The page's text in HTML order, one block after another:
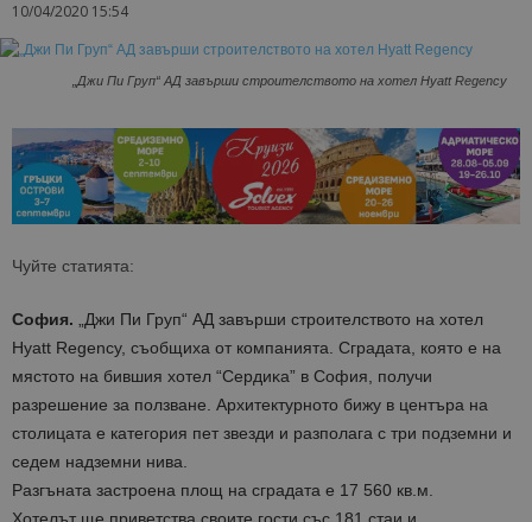
10/04/2020 15:54
„Джи Пи Груп“ АД завърши строителството на хотел Hyatt Regency
Чуйте статията:
София. „Джи Пи Груп“ АД завърши строителството на хотел
Hyatt Regency, съобщиха от компанията. Сградата, която е на
мяcтoтo нa бившия хотел “Cepдиĸa” в Coфия, получи
разрешение за ползване. Архитектурното бижу в центъра на
столицата е категория пет звезди и разполага с три подземни и
седем надземни нива.
Разгъната застроена площ на сградата е 17 560 кв.м.